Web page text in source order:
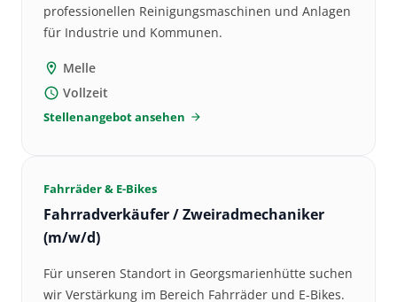
professionellen Reinigungsmaschinen und Anlagen
für Industrie und Kommunen.
location_on Melle
schedule Vollzeit
Stellenangebot ansehen arrow_forward
Fahrräder & E-Bikes
Fahrradverkäufer / Zweiradmechaniker
(m/w/d)
Für unseren Standort in Georgsmarienhütte suchen
wir Verstärkung im Bereich Fahrräder und E-Bikes.